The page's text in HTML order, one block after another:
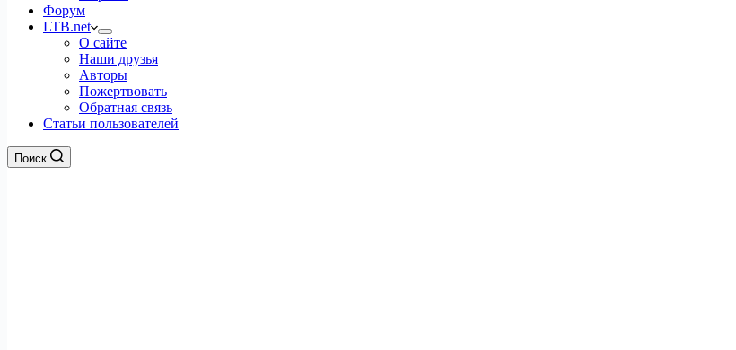
Форум
LTB.net
О сайте
Наши друзья
Авторы
Пожертвовать
Обратная связь
Статьи пользователей
Поиск